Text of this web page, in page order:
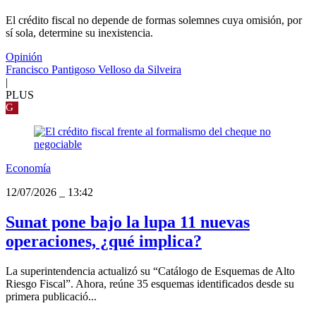
El crédito fiscal no depende de formas solemnes cuya omisión, por
sí sola, determine su inexistencia.
Opinión
Francisco Pantigoso Velloso da Silveira
|
PLUS
G
Economía
12/07/2026
13:42
Sunat pone bajo la lupa 11 nuevas
operaciones, ¿qué implica?
La superintendencia actualizó su “Catálogo de Esquemas de Alto
Riesgo Fiscal”. Ahora, reúne 35 esquemas identificados desde su
primera publicació...